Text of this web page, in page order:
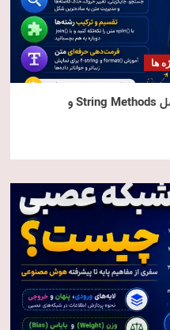
ها
متدهای رشته در پایتون؛ آموزش کامل String Methods و